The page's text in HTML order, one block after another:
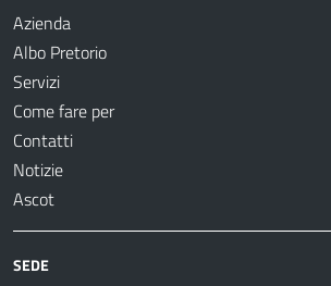
Azienda
Albo Pretorio
Servizi
Come fare per
Contatti
Notizie
Ascot
SEDE